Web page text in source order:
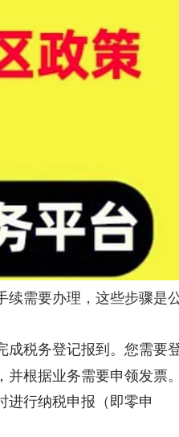
续需要办理，这些步骤是
成税务登记报到。您需要
并根据业务需要申领发票
行纳税申报（即零申